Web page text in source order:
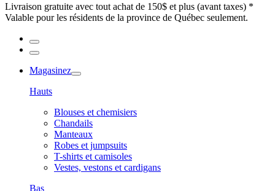
Livraison gratuite avec tout achat de 150$ et plus (avant taxes) *
Valable pour les résidents de la province de Québec seulement.
Magasinez
Hauts
Blouses et chemisiers
Chandails
Manteaux
Robes et jumpsuits
T-shirts et camisoles
Vestes, vestons et cardigans
Bas